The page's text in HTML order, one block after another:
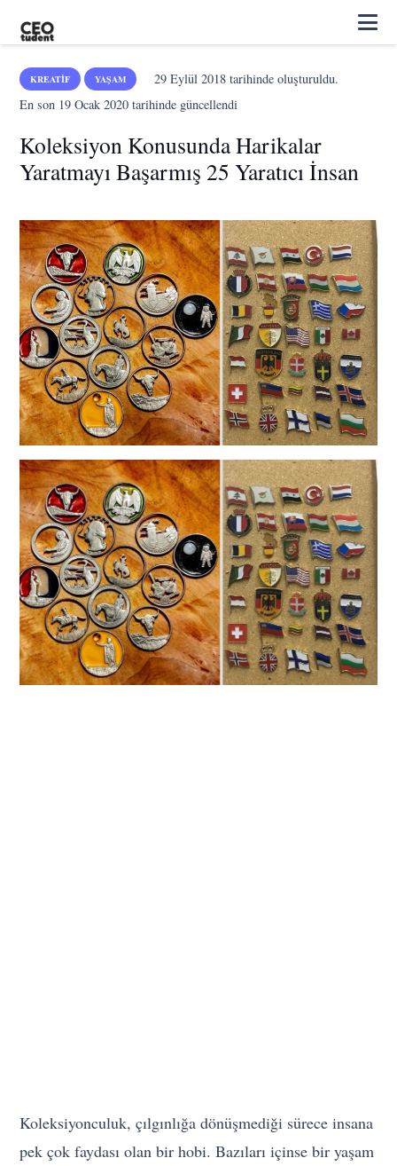
KREATIF YAŞAM 29 Eylül 2018tarihinde oluşturuldu.
En son 19 Ocak 2020 tarihinde güncellendi
Koleksiyon Konusunda Harikalar
Yaratmayı Başarmış 25 Yaratıcı İnsan
Koleksiyonculuk, çılgınlığa dönüşmediği sürece insana
pek çok faydası olan bir hobi. Bazıları içinse bir yaşam